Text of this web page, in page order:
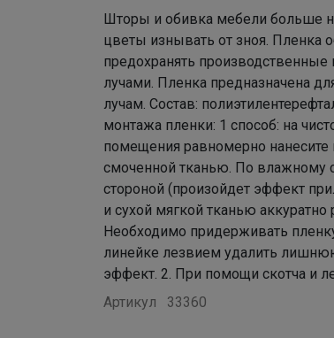
Шторы и обивка мебели больше
цветы изнывать от зноя. Пленка
предохранять
лучами. Пленка предназначена
лучам. Состав:
монтажа пленки: 1 способ: на
помещения равномерно
смоченной тканью. По влажному
стороной (произойдет эффект
и сухой мягкой тканью
Необходимо придерживать
линейке лезвием удалить
эффект. 2. При помощи скотча и
Артикул
33360